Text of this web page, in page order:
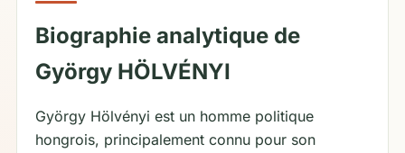
Biographie analytique de
György HÖLVÉNYI
György Hölvényi est un homme politique
hongrois, principalement connu pour son